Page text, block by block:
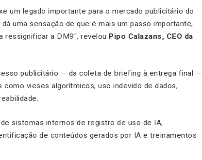
um legado importante para o mercado publicitário do
uma sensação de que é mais um passo importante,
a DM9″, revelou Pipo Calazans, CEO da
publicitário — da coleta de briefing à entrega final —
vieses algorítmicos, uso indevido de dados,
sistemas internos de registro de uso de IA,
de conteúdos gerados por IA e treinamentos